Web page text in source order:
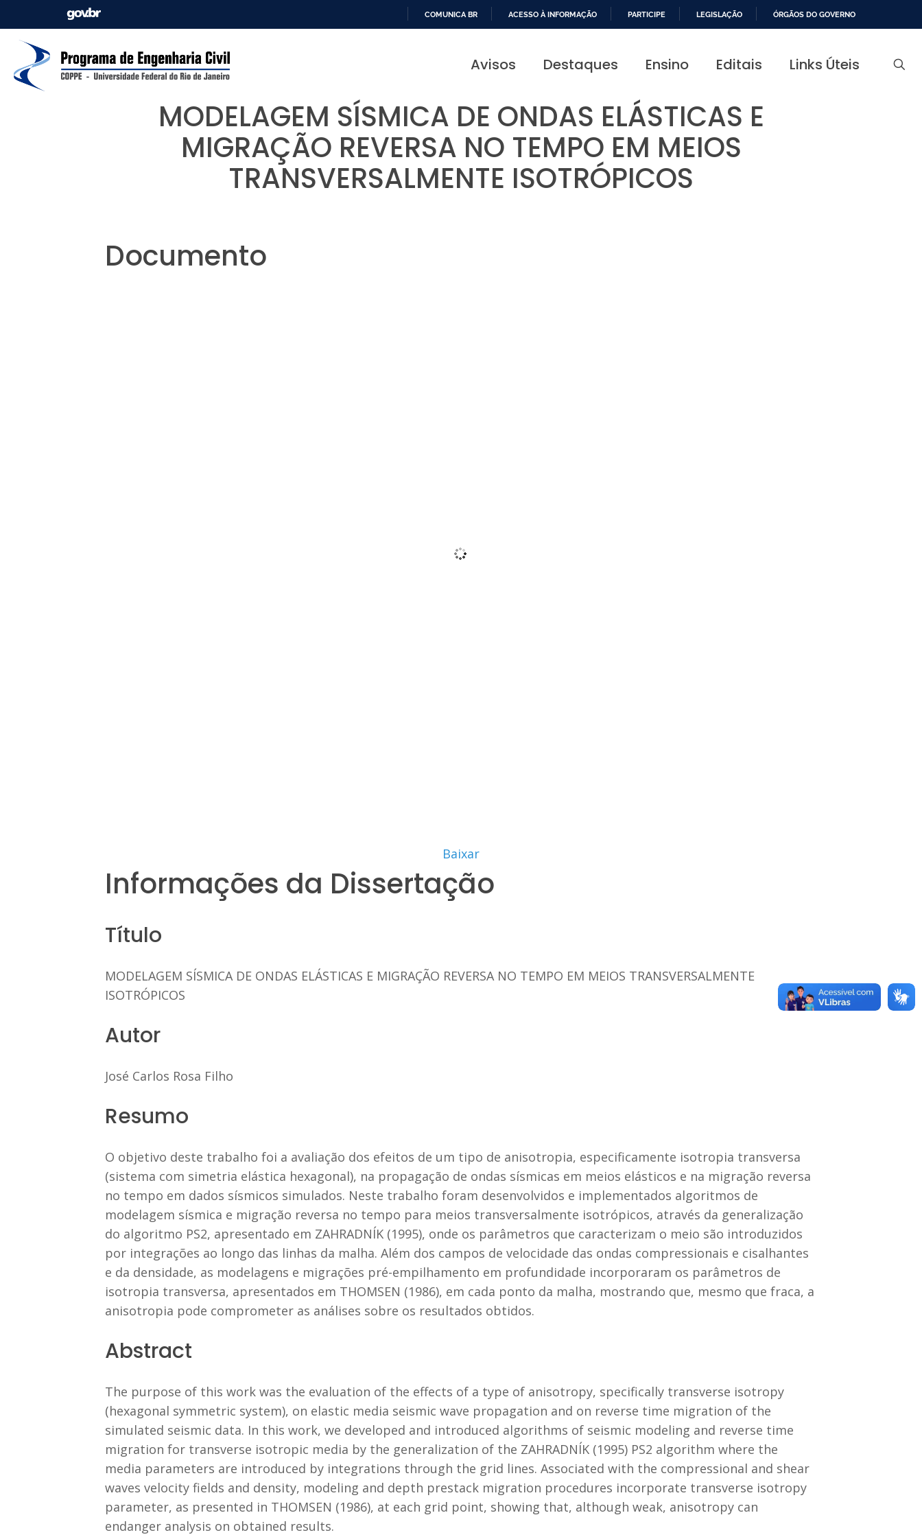
PARA
COMUNICA BR ACESSO À INFORMAÇÃO PARTICIPE LEGISLAÇÃO ÓRGÃOS DO GOVERNO
Avisos Destaques Ensino Editais Links Úteis
MODELAGEM SÍSMICA DE ONDAS ELÁSTICAS E
MIGRAÇÃO REVERSA NO TEMPO EM MEIOS
TRANSVERSALMENTE ISOTRÓPICOS
Documento
Baixar
Informações da Dissertação
Título
MODELAGEM SÍSMICA DE ONDAS ELÁSTICAS E MIGRAÇÃO REVERSA NO TEMPO EM MEIOS TRANSVERSALMENTE
ISOTRÓPICOS
Autor
José Carlos Rosa Filho
Resumo
O objetivo deste trabalho foi a avaliação dos efeitos de um tipo de anisotropia, especificamente isotropia transversa
(sistema com simetria elástica hexagonal), na propagação de ondas sísmicas em meios elásticos e na migração reversa
no tempo em dados sísmicos simulados. Neste trabalho foram desenvolvidos e implementados algoritmos de
modelagem sísmica e migração reversa no tempo para meios transversalmente isotrópicos, através da generalização
do algoritmo PS2, apresentado em ZAHRADNÍK (1995), onde os parâmetros que caracterizam o meio são introduzidos
por integrações ao longo das linhas da malha. Além dos campos de velocidade das ondas compressionais e cisalhantes
e da densidade, as modelagens e migrações pré-empilhamento em profundidade incorporaram os parâmetros de
isotropia transversa, apresentados em THOMSEN (1986), em cada ponto da malha, mostrando que, mesmo que fraca, a
anisotropia pode comprometer as análises sobre os resultados obtidos.
Abstract
The purpose of this work was the evaluation of the effects of a type of anisotropy, specifically transverse isotropy
(hexagonal symmetric system), on elastic media seismic wave propagation and on reverse time migration of the
simulated seismic data. In this work, we developed and introduced algorithms of seismic modeling and reverse time
migration for transverse isotropic media by the generalization of the ZAHRADNÍK (1995) PS2 algorithm where the
media parameters are introduced by integrations through the grid lines. Associated with the compressional and shear
waves velocity fields and density, modeling and depth prestack migration procedures incorporate transverse isotropy
parameter, as presented in THOMSEN (1986), at each grid point, showing that, although weak, anisotropy can
endanger analysis on obtained results.